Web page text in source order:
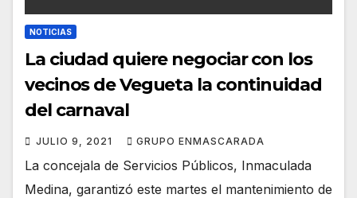
NOTICIAS
La ciudad quiere negociar con los
vecinos de Vegueta la continuidad
del carnaval
JULIO 9, 2021 GRUPO ENMASCARADA
La concejala de Servicios Públicos, Inmaculada
Medina, garantizó este martes el mantenimiento de